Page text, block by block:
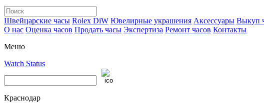
Швейцарские часы Rolex DiW Ювелирные украшения Аксессуары Выкуп
О нас Оценка часов Продать часы Экспертиза Ремонт часов Контакты
Меню
Watch Status
Краснодар